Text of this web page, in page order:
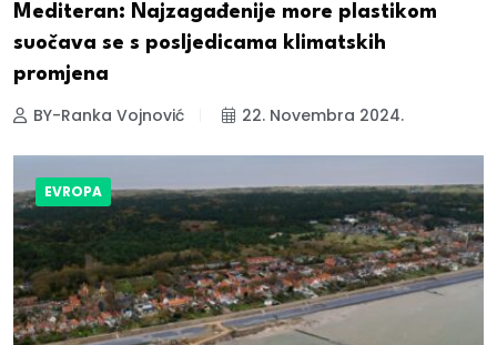
Mediteran: Najzagađenije more plastikom
suočava se s posljedicama klimatskih
promjena
BY-Ranka Vojnović 22. Novembra 2024.
EVROPA